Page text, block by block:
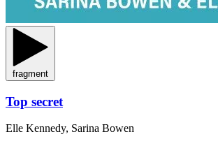
fragment
Top secret
Elle Kennedy, Sarina Bowen